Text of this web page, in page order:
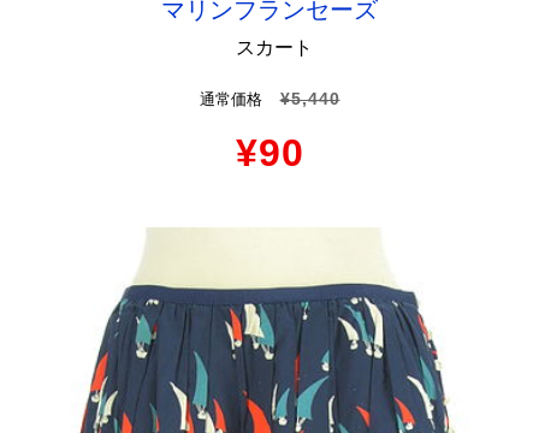
マリンフランセーズ
スカート
通常価格 ¥5,440
¥90